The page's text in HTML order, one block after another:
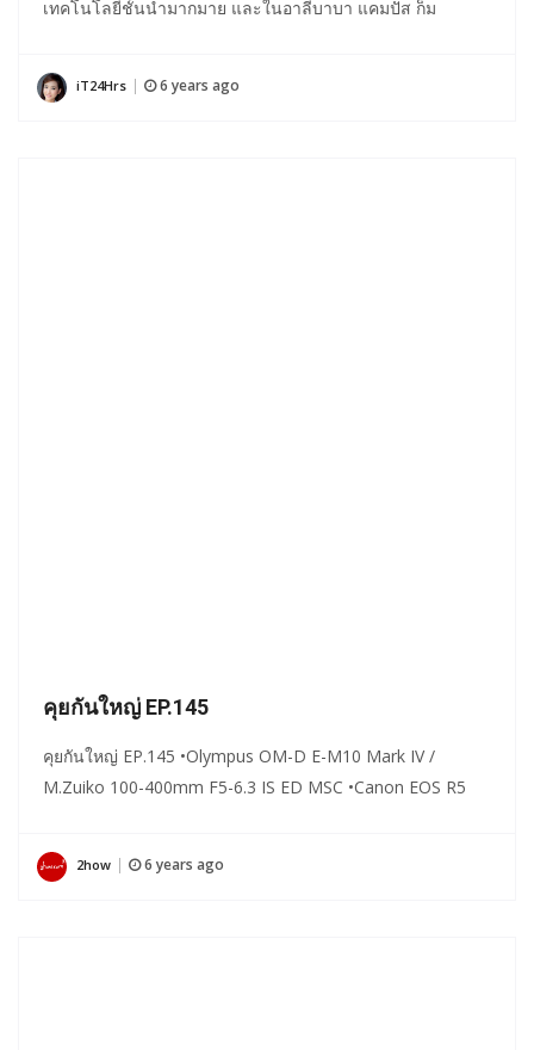
เทคโนโลยีชั้นนำมากมาย และในอาลีบาบา แคมปัส ก็ม
iT24Hrs 6 years ago
คุยกันใหญ่ EP.145
คุยกันใหญ่ EP.145 •Olympus OM-D E-M10 Mark IV /
M.Zuiko 100-400mm F5-6.3 IS ED MSC •Canon EOS R5
2how 6 years ago